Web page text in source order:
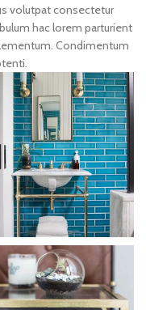
volutpat consectetur
hac lorem parturient
Condimentum